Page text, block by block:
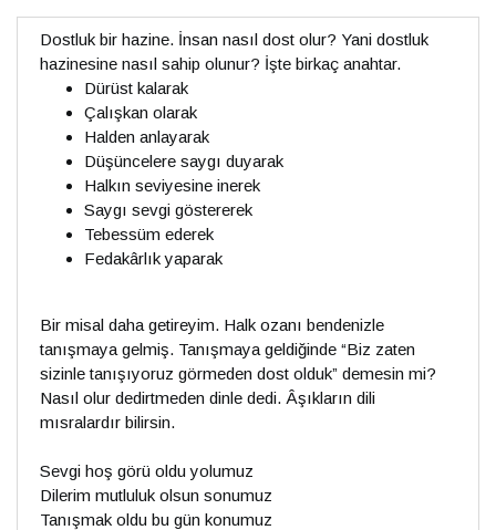
Dostluk bir hazine. İnsan nasıl dost olur? Yani dostluk
hazinesine nasıl sahip olunur? İşte birkaç anahtar.
Dürüst kalarak
Çalışkan olarak
Halden anlayarak
Düşüncelere saygı duyarak
Halkın seviyesine inerek
Saygı sevgi göstererek
Tebessüm ederek
Fedakârlık yaparak
Bir misal daha getireyim. Halk ozanı bendenizle
tanışmaya gelmiş. Tanışmaya geldiğinde “Biz zaten
sizinle tanışıyoruz görmeden dost olduk” demesin mi?
Nasıl olur dedirtmeden dinle dedi. Âşıkların dili
mısralardır bilirsin.
Sevgi hoş görü oldu yolumuz
Dilerim mutluluk olsun sonumuz
Tanışmak oldu bu gün konumuz